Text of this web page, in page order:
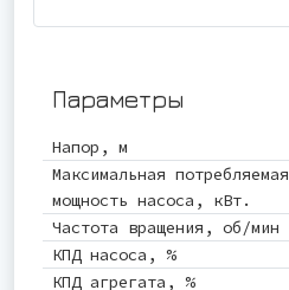
Параметры
Напор, м
Максимальная потребляемая
мощность насоса, кВт.
Частота вращения, об/мин
КПД насоса, %
КПД агрегата, %